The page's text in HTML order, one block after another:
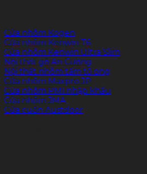
Cửa nhôm Kogen
Cửa nhôm Kenwin T6
Cửa nhôm Kenwin Ultra Slim
Nội thất gỗ An Cường
Nội thất nhôm tấm tổ ong
Cửa nhôm Maxpro.JP
Cửa nhôm PMI nhập khẩu
Cửa nhôm JMA
Cửa cuốn Austdoor